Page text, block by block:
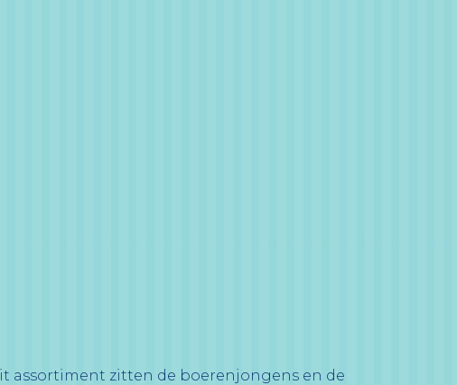
assortiment zitten de boerenjongens en de